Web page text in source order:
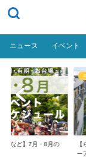
ニュース イベント
場など】7月・8月の
ー